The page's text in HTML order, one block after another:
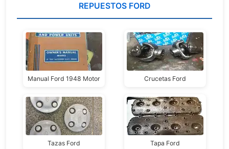
REPUESTOS FORD
Manual Ford 1948 Motor Crucetas Ford
Tazas Ford Tapa Ford